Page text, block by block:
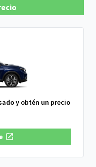
y obtén un precio